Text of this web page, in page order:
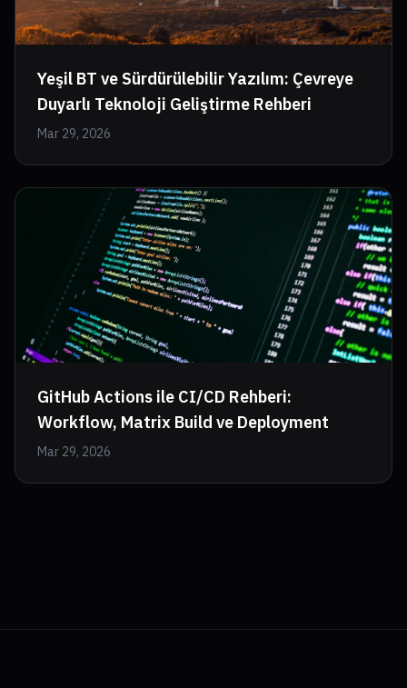
Yeşil BT ve Sürdürülebilir Yazılım: Çevreye
Duyarlı Teknoloji Geliştirme Rehberi
Mar 29, 2026
GitHub Actions ile CI/CD Rehberi:
Workflow, Matrix Build ve Deployment
Mar 29, 2026